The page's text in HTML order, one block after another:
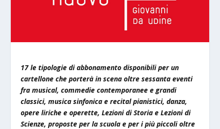
17 le tipologie di abbonamento disponibili per un
cartellone che porterà in scena oltre sessanta eventi
fra musical, commedie contemporanee e grandi
classici, musica sinfonica e recital pianistici, danza,
opere liriche e operette, Lezioni di Storia e Lezioni di
Scienze, proposte per la scuola e per i più piccoli oltre